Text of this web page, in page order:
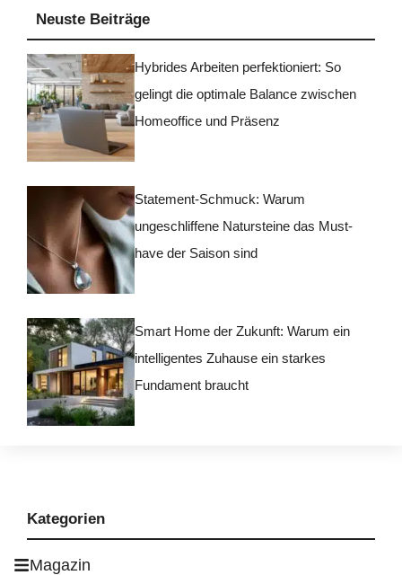
Neuste Beiträge
Hybrides Arbeiten perfektioniert: So
gelingt die optimale Balance zwischen
Homeoffice und Präsenz
Statement-Schmuck: Warum
ungeschliffene Natursteine das Must-
have der Saison sind
Smart Home der Zukunft: Warum ein
intelligentes Zuhause ein starkes
Fundament braucht
Kategorien
Magazin